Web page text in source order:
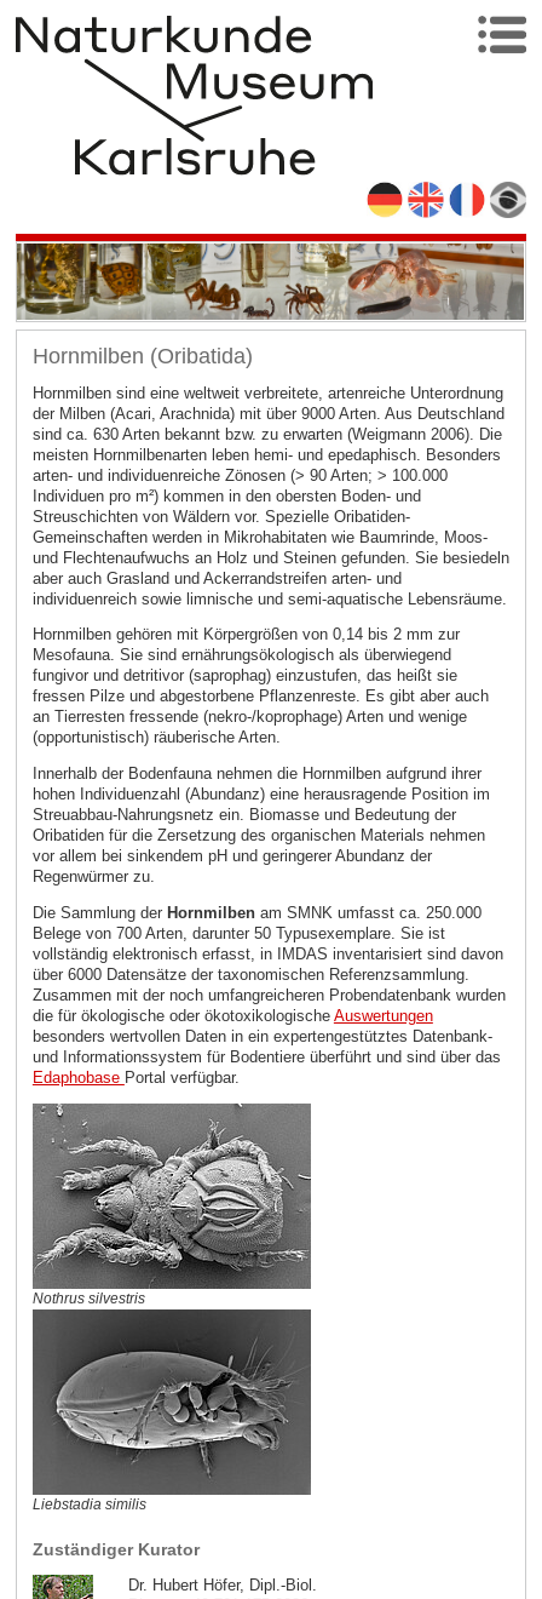
Hornmilben (Oribatida)
Hornmilben sind eine weltweit verbreitete, artenreiche Unterordnung
der Milben (Acari, Arachnida) mit über 9000 Arten. Aus Deutschland
sind ca. 630 Arten bekannt bzw. zu erwarten (Weigmann 2006). Die
meisten Hornmilbenarten leben hemi- und epedaphisch. Besonders
arten- und individuenreiche Zönosen (> 90 Arten; > 100.000
Individuen pro m²) kommen in den obersten Boden- und
Streuschichten von Wäldern vor. Spezielle Oribatiden-
Gemeinschaften werden in Mikrohabitaten wie Baumrinde, Moos-
und Flechtenaufwuchs an Holz und Steinen gefunden. Sie besiedeln
aber auch Grasland und Ackerrandstreifen arten- und
individuenreich sowie limnische und semi-aquatische Lebensräume.
Hornmilben gehören mit Körpergrößen von 0,14 bis 2 mm zur
Mesofauna. Sie sind ernährungsökologisch als überwiegend
fungivor und detritivor (saprophag) einzustufen, das heißt sie
fressen Pilze und abgestorbene Pflanzenreste. Es gibt aber auch
an Tierresten fressende (nekro-/koprophage) Arten und wenige
(opportunistisch) räuberische Arten.
Innerhalb der Bodenfauna nehmen die Hornmilben aufgrund ihrer
hohen Individuenzahl (Abundanz) eine herausragende Position im
Streuabbau-Nahrungsnetz ein. Biomasse und Bedeutung der
Oribatiden für die Zersetzung des organischen Materials nehmen
vor allem bei sinkendem pH und geringerer Abundanz der
Regenwürmer zu.
Die Sammlung der Hornmilbenam SMNK umfasst ca. 250.000
Belege von 700 Arten, darunter 50 Typusexemplare. Sie ist
vollständig elektronisch erfasst, in IMDAS inventarisiert sind davon
über 6000 Datensätze der taxonomischen Referenzsammlung.
Zusammen mit der noch umfangreicheren Probendatenbank wurden
die für ökologische oder ökotoxikologische Auswertungen
besonders wertvollen Daten in ein expertengestütztes Datenbank-
und Informationssystem für Bodentiere überführt und sind über das
Edaphobase Portal verfügbar.
Nothrus silvestris
Liebstadia similis
Zuständiger Kurator
Dr. Hubert Höfer, Dipl.-Biol.